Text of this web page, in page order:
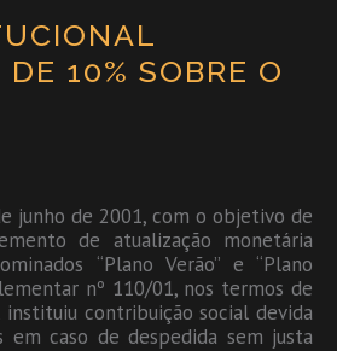
10% SOBRE O
junho de 2001, com o objetivo de
de atualização monetária
“Plano Verão” e “Plano
nº 110/01, nos termos de
instituiu contribuição social devida
em caso de despedida sem justa